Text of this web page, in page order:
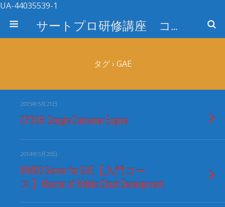
UA-44035539-1
サートプロ研修講座 コース検索
タグ › GAE
2015年5月21日
CP306: Google Container Engine
2014年5月20日
MMCD Server for GAE【入門コー
ス】Master of Mobile Cloud Development